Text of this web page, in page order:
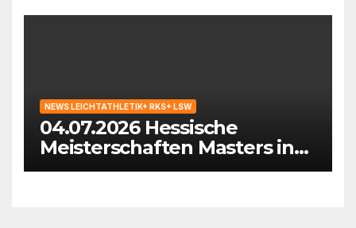
NEWS LEICHTATHLETIK+ RKS+ LSW
04.07.2026 Hessische
Meisterschaften Masters in
Hattersheim